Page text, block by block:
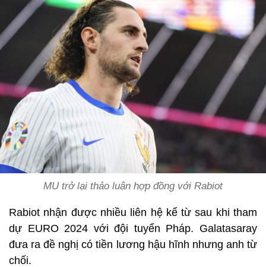
MU trở lại thảo luận hợp đồng với Rabiot
Rabiot nhận được nhiều liên hệ kể từ sau khi tham
dự EURO 2024 với đội tuyển Pháp. Galatasaray
đưa ra đề nghị có tiền lương hậu hĩnh nhưng anh từ
chối.